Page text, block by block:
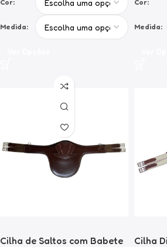
Cor:
Medida:
Cor:
Medida:
Cilha de Saltos com Babete
Cilha